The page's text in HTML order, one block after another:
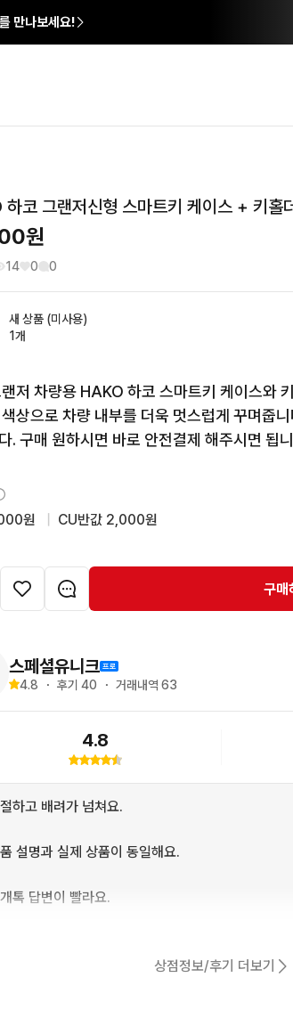
만나보세요!
코 그랜저신형 스마트키 케이스 + 키홀
원
14 0 0
새 상품 (미사용)
1개
저 차량용 HAKO 하코 스마트키 케이스와
상으로 차량 내부를 더욱 멋스럽게 꾸며줍
. 구매 원하시면 바로 안전결제 해주시면 됩
원
CU반값 2,000원
구매
스페셜유니크
4.8 ・ 후기 40 ・ 거래내역 63
4.8
하고 배려가 넘쳐요.
설명과 실제 상품이 동일해요.
톡 답변이 빨라요.
상점정보/후기 더보기